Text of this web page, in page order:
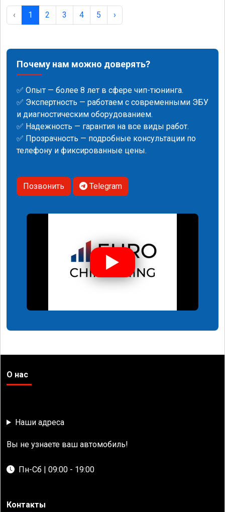
‹ 1 2 3 4 5 ›
Почему нам можно доверять?
✅ Опыт — более 8 лет в сфере чип-тюнинга.
✅ Экспертность — работаем с современными ЭБУ
и диагностическим оборудованием.
✅ Надежность — гарантия на все виды работ.
✅ Прозрачность — подробные консультации по
телефону и фиксированные цены.
Позвонить Telegram
О нас
Наши адреса
Вы не узнаете ваш автомобиль!
Пн-Сб | 09:00 - 19:00
Контакты